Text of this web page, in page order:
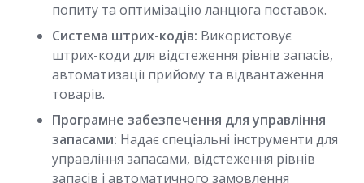
попиту та оптимізацію ланцюга поставок.
Система штрих-кодів: Використовує
штрих-коди для відстеження рівнів запасів,
автоматизації прийому та відвантаження
товарів.
Програмне забезпечення для управління
запасами: Надає спеціальні інструменти для
управління запасами, відстеження рівнів
запасів і автоматичного замовлення